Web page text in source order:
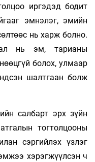
иргэдэд бодит
эмнэлэг, эмийн
нь харж болно.
нь эм, тарианы
болох, улмаар
шалтгаан болж
салбарт эрх зүйн
тогтолцооны
сэргийлэх үзлэг
хэрэгжүүлсэн ч